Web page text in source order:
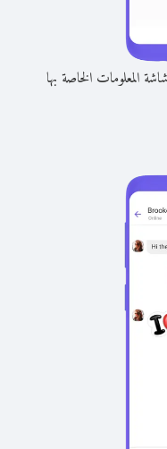
المعلومات الخاصة بها